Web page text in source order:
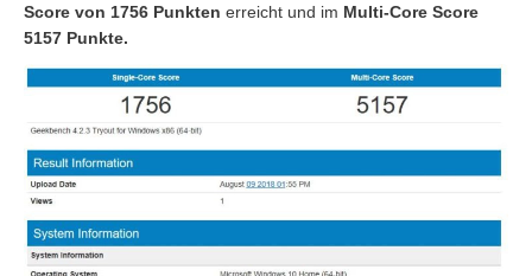
Score von 1756 Punkten erreicht und im Multi-Core Score
5157 Punkte.